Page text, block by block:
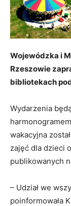
Wojewódzka i
Rzeszowie
bibliotekach
Wydarzenia
wakacyjna
zajęć dla dzieci
publikowanych
– Udział we
poinformowała